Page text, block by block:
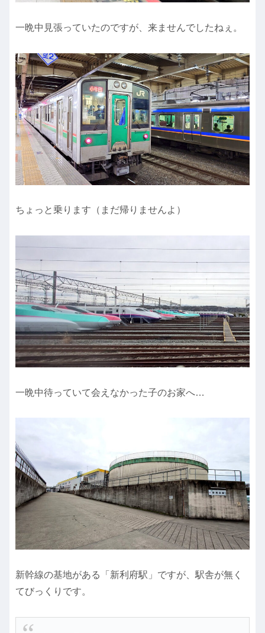
一晩中見張っていたのですが、来ませんでしたねぇ。
ちょっと乗ります（まだ帰りませんよ）
一晩中待っていて会えなかった子のお家へ…
新幹線の基地がある「新利府駅」ですが、駅舎が無く
てびっくりです。